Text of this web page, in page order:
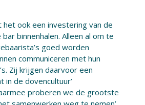
het ook een investering van de
binnenhalen. Alleen al om te
goed worden
communiceren met hun
Zij krijgen daarvoor een
in de dovencultuur’
proberen we de grootste